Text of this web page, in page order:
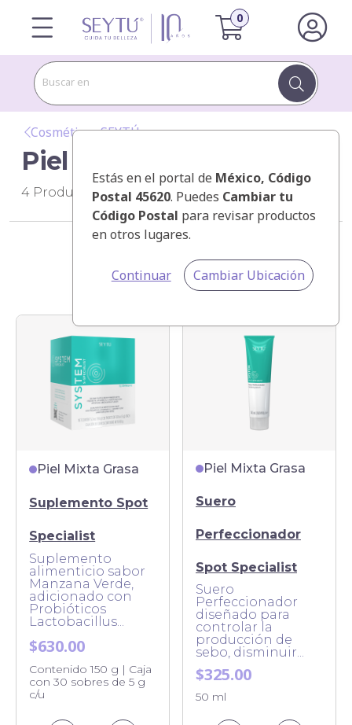
Buscar en
Estás en el portal de México, Código
Postal 45620. Puedes Cambiar tu
Código Postal para revisar productos
en otros lugares.
Continuar Cambiar Ubicación
Cosméticos SEYTÚ
Piel Mixta Grasa
4 Productos
Categorías
Ordenar por
Piel Mixta Grasa
Suplemento Spot
Specialist
Suplemento
alimenticio sabor
Manzana Verde,
adicionado con
Probióticos
Lactobacillus...
$630.00
Contenido 150 g | Caja
con 30 sobres de 5 g
c/u
Piel Mixta Grasa
Suero
Perfeccionador
Spot Specialist
Suero
Perfeccionador
diseñado para
controlar la
producción de
sebo, disminuir...
$325.00
50 ml